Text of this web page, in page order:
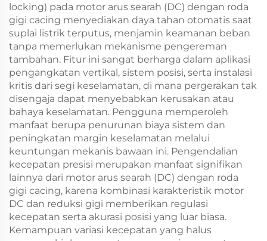
locking) pada motor arus searah (DC) dengan roda
gigi cacing menyediakan daya tahan otomatis saat
suplai listrik terputus, menjamin keamanan beban
tanpa memerlukan mekanisme pengereman
tambahan. Fitur ini sangat berharga dalam aplikasi
pengangkatan vertikal, sistem posisi, serta instalasi
kritis dari segi keselamatan, di mana pergerakan tak
disengaja dapat menyebabkan kerusakan atau
bahaya keselamatan. Pengguna memperoleh
manfaat berupa penurunan biaya sistem dan
peningkatan margin keselamatan melalui
keuntungan mekanis bawaan ini. Pengendalian
kecepatan presisi merupakan manfaat signifikan
lainnya dari motor arus searah (DC) dengan roda
gigi cacing, karena kombinasi karakteristik motor
DC dan reduksi gigi memberikan regulasi
kecepatan serta akurasi posisi yang luar biasa.
Kemampuan variasi kecepatan yang halus